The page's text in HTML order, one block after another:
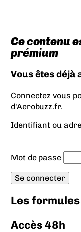
Ce contenu
prémium
Vous êtes déjà
Connectez vous
d'Aerobuzz.fr.
Identifiant ou
Mot de passe
Les
Accès 48h